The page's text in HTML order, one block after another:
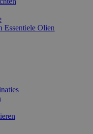
Essentiele Olien